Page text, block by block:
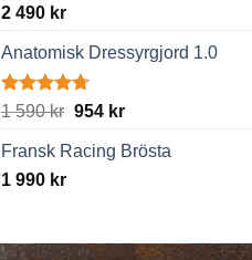
Betygsatt
2 490 kr
Anatomisk Dressyrgjord 1.0
Betygsatt
1 590kr Det
priset
954 krDet
priset
Fransk Racing Brösta
1 990 kr